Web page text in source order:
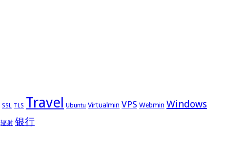
SSL TLS Travel Ubuntu Virtualmin VPS Webmin Windows
辐射 银行